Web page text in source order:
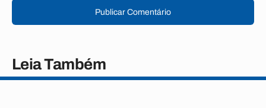
Publicar Comentário
Leia Também